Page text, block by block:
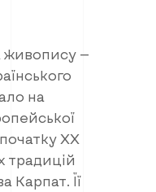
живопису —
на
ХХ
традицій
Карпат. Її